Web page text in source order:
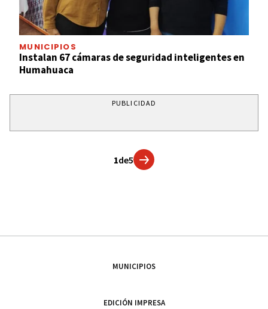
MUNICIPIOS
Instalan 67 cámaras de seguridad inteligentes en
Humahuaca
PUBLICIDAD
1de5
MUNICIPIOS
EDICIÓN IMPRESA